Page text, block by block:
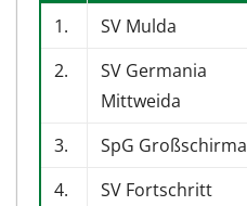
1.
SV Mulda
2.
SV Germania
Mittweida
3. SpG Großschirma
4.
SV Fortschritt